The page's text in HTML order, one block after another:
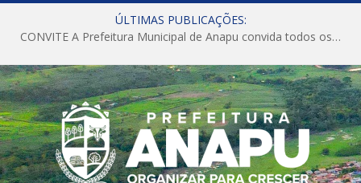
ÚLTIMAS PUBLICAÇÕES:
CONVITE A Prefeitura Municipal de Anapu convida todos os servidores públicos municipais para participarem da Audiência Pública de discussão da Lei de Diretrizes Orçamentárias (LDO), importante instrumento de planejamento das ações e investimentos da Administração Pública para o próximo exercício financeiro.